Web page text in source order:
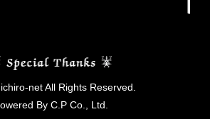
net All Rights Reserved.
By C.P Co., Ltd.